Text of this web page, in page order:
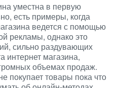
уместна в первую
есть примеры, когда
ведется с помощью
рекламы, однако это
сильно раздувающих
интернет магазина,
объемах продаж.
покупает товары пока что